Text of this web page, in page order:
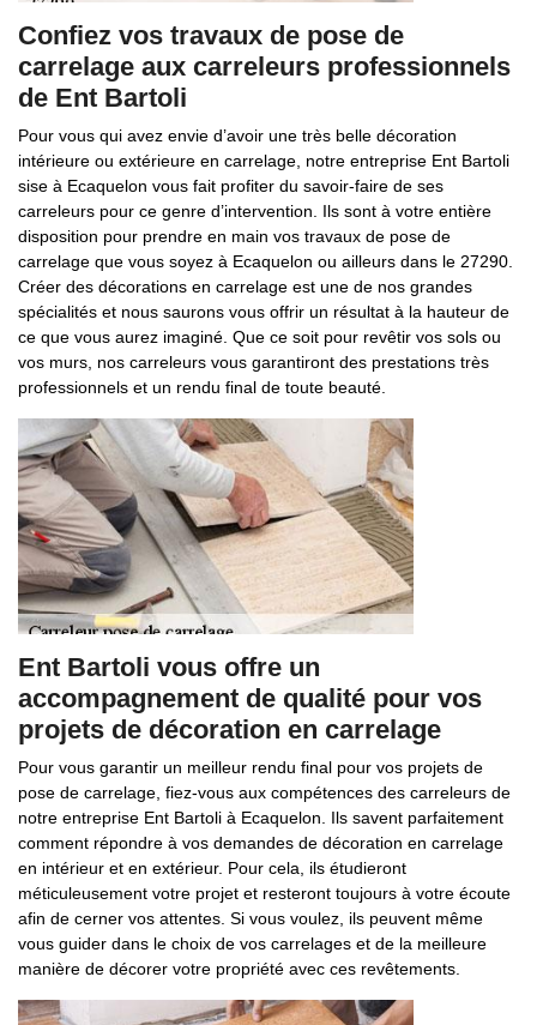
Confiez vos travaux de pose de
carrelage aux carreleurs professionnels
de Ent Bartoli
Pour vous qui avez envie d’avoir une très belle décoration
intérieure ou extérieure en carrelage, notre entreprise Ent Bartoli
sise à Ecaquelon vous fait profiter du savoir-faire de ses
carreleurs pour ce genre d’intervention. Ils sont à votre entière
disposition pour prendre en main vos travaux de pose de
carrelage que vous soyez à Ecaquelon ou ailleurs dans le 27290.
Créer des décorations en carrelage est une de nos grandes
spécialités et nous saurons vous offrir un résultat à la hauteur de
ce que vous aurez imaginé. Que ce soit pour revêtir vos sols ou
vos murs, nos carreleurs vous garantiront des prestations très
professionnels et un rendu final de toute beauté.
Ent Bartoli vous offre un
accompagnement de qualité pour vos
projets de décoration en carrelage
Pour vous garantir un meilleur rendu final pour vos projets de
pose de carrelage, fiez-vous aux compétences des carreleurs de
notre entreprise Ent Bartoli à Ecaquelon. Ils savent parfaitement
comment répondre à vos demandes de décoration en carrelage
en intérieur et en extérieur. Pour cela, ils étudieront
méticuleusement votre projet et resteront toujours à votre écoute
afin de cerner vos attentes. Si vous voulez, ils peuvent même
vous guider dans le choix de vos carrelages et de la meilleure
manière de décorer votre propriété avec ces revêtements.